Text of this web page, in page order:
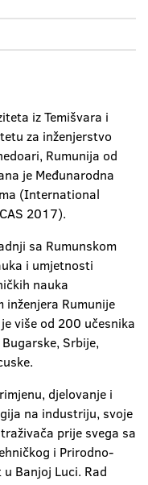
iz Temišvara i
za inženjerstvo
Rumunija od
je Međunarodna
(International
2017).
sa Rumunskom
i umjetnosti
nauka
inženjera Rumunije
više od 200 učesnika
Srbije,
djelovanje i
na industriju, svoje
prije svega sa
i Prirodno-
Banjoj Luci. Rad